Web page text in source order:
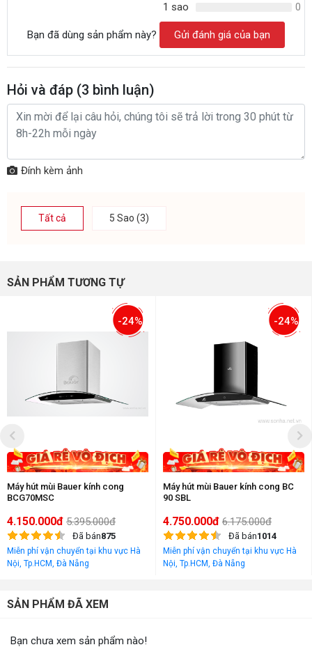
1 sao
0
Bạn đã dùng sản phẩm này? Gửi đánh giá của bạn
Hỏi và đáp (3 bình luận)
Đính kèm ảnh
Tất cả 5 Sao (3)
SẢN PHẨM TƯƠNG TỰ
-24%
Máy hút mùi Bauer kính cong
BCG70MSC
4.150.000đ 5.395.000đ
Đã bán875
Miễn phí vận chuyển tại khu vực Hà
Nội, Tp.HCM, Đà Nẵng
-24%
Máy hút mùi Bauer kính cong BC
90 SBL
4.750.000đ 6.175.000đ
Đã bán1014
Miễn phí vận chuyển tại khu vực Hà
Nội, Tp.HCM, Đà Nẵng
SẢN PHẨM ĐÃ XEM
Bạn chưa xem sản phẩm nào!